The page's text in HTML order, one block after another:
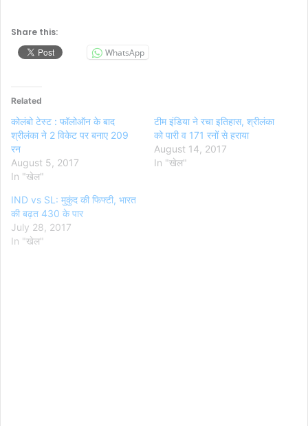
Share this:
WhatsApp
Related
कोलंबो टेस्ट : फॉलोऑन के बाद
श्रीलंका ने 2 विकेट पर बनाए 209
रन
August 5, 2017
In "खेल"
टीम इंडिया ने रचा इतिहास, श्रीलंका
को पारी व 171 रनों से हराया
August 14, 2017
In "खेल"
IND vs SL: मुकुंद की फिफ्टी, भारत
की बढ़त 430 के पार
July 28, 2017
In "खेल"